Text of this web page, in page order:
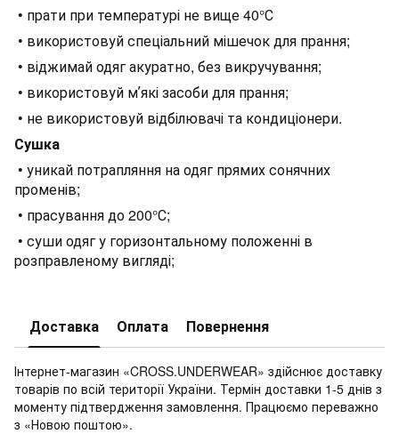
• прати при температурі не вище 40°С
• використовуй спеціальний мішечок для прання;
• віджимай одяг акуратно, без викручування;
• використовуй мʼякі засоби для прання;
• не використовуй відбілювачі та кондиціонери.
Сушка
• уникай потрапляння на одяг прямих сонячних
променів;
• прасування до 200°С;
• суши одяг у горизонтальному положенні в
розправленому вигляді;
Доставка Оплата Повернення
Інтернет-магазин «CROSS.UNDERWEAR» здійснює доставку
товарів по всій території України. Термін доставки 1-5 днів з
моменту підтвердження замовлення. Працюємо переважно
з «Новою поштою».